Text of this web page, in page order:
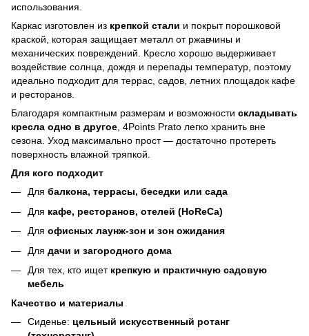
использования.
Каркас изготовлен из крепкой стали и покрыт порошковой
краской, которая защищает металл от ржавчины и
механических повреждений. Кресло хорошо выдерживает
воздействие солнца, дождя и перепады температур, поэтому
идеально подходит для террас, садов, летних площадок кафе
и ресторанов.
Благодаря компактным размерам и возможности складывать
кресла одно в другое, 4Points Prato легко хранить вне
сезона. Уход максимально прост — достаточно протереть
поверхность влажной тряпкой.
Для кого подходит
Для балкона, террасы, беседки или сада
Для кафе, ресторанов, отелей (HoReCa)
Для офисных лаунж-зон и зон ожидания
Для дачи и загородного дома
Для тех, кто ищет крепкую и практичную садовую
мебель
Качество и материалы
Сиденье: цельный искусственный ротанг